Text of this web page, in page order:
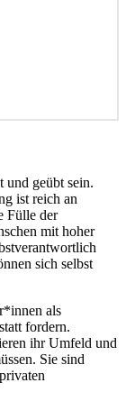
und geübt sein.
ist reich an
Fülle der
mit hoher
sich selbst
als
fordern.
ihr Umfeld und
Sie sind